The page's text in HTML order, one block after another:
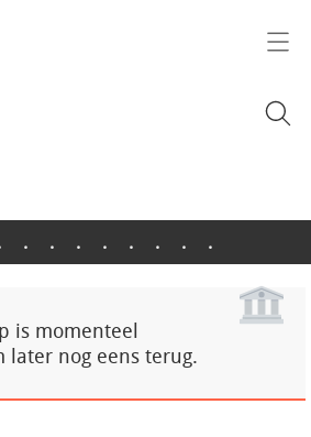
. . . . . . . .
is momenteel
later nog eens terug.